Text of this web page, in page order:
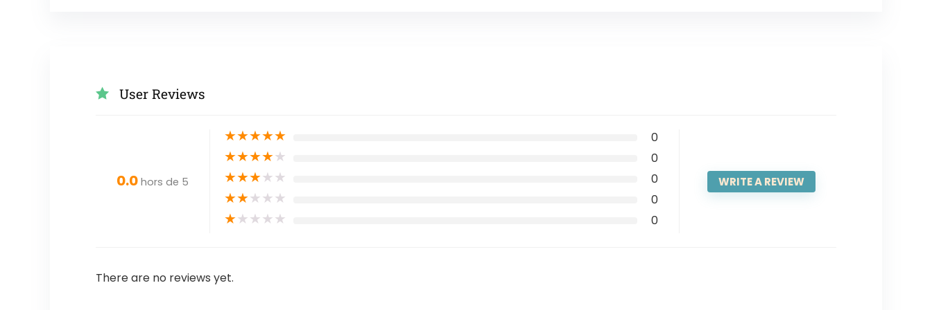
User Reviews
0.0 hors de 5
★★★★★ 0
★★★★★ 0
★★★★★ 0
★★★★★ 0
★★★★★ 0
WRITE A REVIEW
There are no reviews yet.